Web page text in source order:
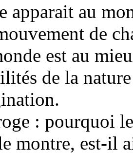
apparait au
de
est au
de la
: pourquoi
montre, est-il